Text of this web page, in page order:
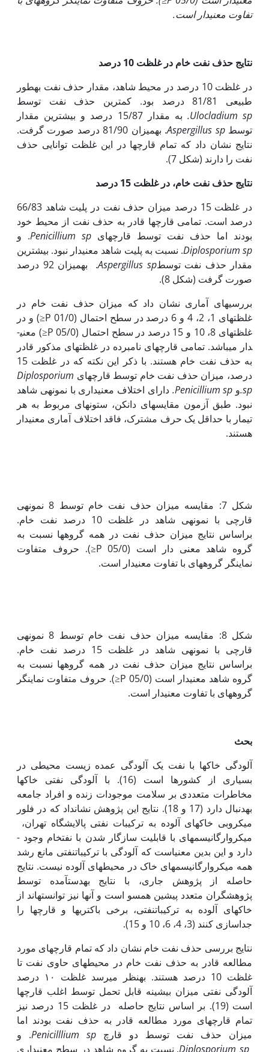
تفاوت معنی‏دار است.
نتایج حذف نفت خام در غلظت 10 درصد
در غلظت 10 درصد در محیط شاهد، مقدار حذف نفت به‏طور
طبیعی 81/81 درصد بود. کم­ترین حذف نفت توسط
Ulocladium sp.
به مقدار 15/87 درصد و بیش­ترین مقدار
توسطAspergillus sp
. به‏میزان 81/90 درصد صورت گرفت.
نتایج نشان داد که تمام قارچ­ها در این غلظت توانایی حذف
نفت را دارند (شکل 7).
نتایج حذف نفت خام، در غلظت 15 درصد
در غلظت 15 درصد میزان حذف نفت در پلیت شاهد 66/83
درصد است. تمامی قارچ­ها قادر به حذف نفت از محیط خود
بودند اما حذف نفت توسط قارچ­های Penicillium sp. و
Diplosporium sp
. نسبت به پلیت شاهد معنی­دار نبود. بیش‫ترین
مقدار حذف نفت توسطAspergillus sp
. به‏میزان 92 درصد
صورت گرفت (شکل 8).
بررسی­های آماری نشان داد که میزان حذف نفت خام در
غلظت‫های 1، 2، 4 و 6 درصد در سطح احتمال (01/0 P≤) و در
غلظت­های 8، 10 و 15 درصد در سطح احتمال (05/0 P≤) معنی­
دار می­باشد. تمامی قارچ­های نامبرده در غلظت­های مذکور قادر
به حذف نفت خام هستند. با ذکر این نکته که در غلظت 15
درصد، میزان حذف نفت خام توسط قارچ­های Diplosporium
sp. و Penicillium sp. دارای اختلاف معنی­داری با نمونه­ی شاهد
نبود. طبق آزمون مقایسه­ای دانکن، ستون­های مربوط به هر
تیمار با حداقل یک حرف مشترک، فاقد اختلاف آماری معنی‏دار
هستند.
شکل 7: مقایسه میزان حذف نفت خام توسط 8 نمونه­ی
قارچی با نمونه­ی شاهد در غلظت 10 درصد نفت خام.
براساس نتایج میزان حذف نفت در همه گروه‏ها نسبت به
گروه شاهد معنی دار است (05/0 P≤). حروف متفاوت
نماینگر گروه‏های با تفاوت معنی‏دار است.
شکل 8: مقایسه میزان حذف نفت خام توسط 8 نمونه­ی
قارچی با نمونه­ی شاهد در غلظت 15 درصد نفت خام.
براساس نتایج میزان حذف نفت در همه گروه‏ها نسبت به
گروه شاهد معنی‏دار است (05/0 P≤). حروف متفاوت نماینگر
گروه‏های با تفاوت معنی‏دار است.
بحث
آلودگی خاک‏ها با نفت یک آلودگی عمده زیست محیطی در
بسیاری از کشورها است (16). با آلودگی نفتی خاک‏ها
مخاطرات متعددی بر سلامت موجودات زنده و افراد جامعه
به‏دنبال دارد (17 و 18). نتایج این پژوهش نشان­داد که در فلور
میکروبی خاک­های آلوده به ترکیبات ­نفتی پالایشگاه تهران،
میکروارگانیسم­های با قابلیت سازگار ­شدن با نفت­خام وجود ­
دارد و این بدین­ معنی­است که آلودگی با ترکیبات­نفتی مانع رشد
همه میکروارگانیسم‏های خاک در محیط­های آلوده نیست. نتایج
حاصله از پژوهش جاری، با نتایج به‏دست­آمده توسط
پژوهشگران متعدد پیشین همسو است و آن­ها نیز توانسته­اند از
خاک­های آلوده به ترکیبات­نفتی، برخی باکتری­ها و قارچ‏ها را
جداسازی‏ کنند (3، 4، 6، 10 و 15).
نتایج بررسی حذف نفت خام نشان داد که تمام قارچ­های مورد
مطالعه قادر به حذف نفت خام در محیط­های حاوی نفت تا
غلظت 10 درصد هستند. به‏نظر می­رسد غلظت ۱۰ درصد
آلودگی نفتی میزان بیشینه قابل تحمل توسط اغلب قارچ‏ها
است (19). بر اساس نتایج حاصله در غلظت 15 درصد نیز
تمام قارچ‏های مورد مطالعه قادر به حذف نفت بودند اما
میزان حذف نفت توسط دو قارچ Penicilllium sp. و
Diplosporium sp. نسبت به گروه شاهد در سطح معنی‏داری